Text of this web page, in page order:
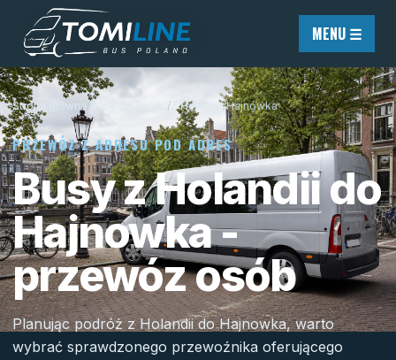
Przejdź do treści
MENU ☰
Strona główna / / Z Holandii/Hajnówka
PRZEWÓZ Z ADRESU POD ADRES
Busy z Holandii do
Hajnowka -
przewóz osób
Planując podróż z Holandii do Hajnowka, warto
wybrać sprawdzonego przewoźnika oferującego